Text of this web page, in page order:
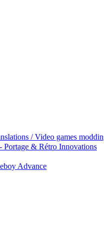
/ Video games
& Rétro Innovations
Advance